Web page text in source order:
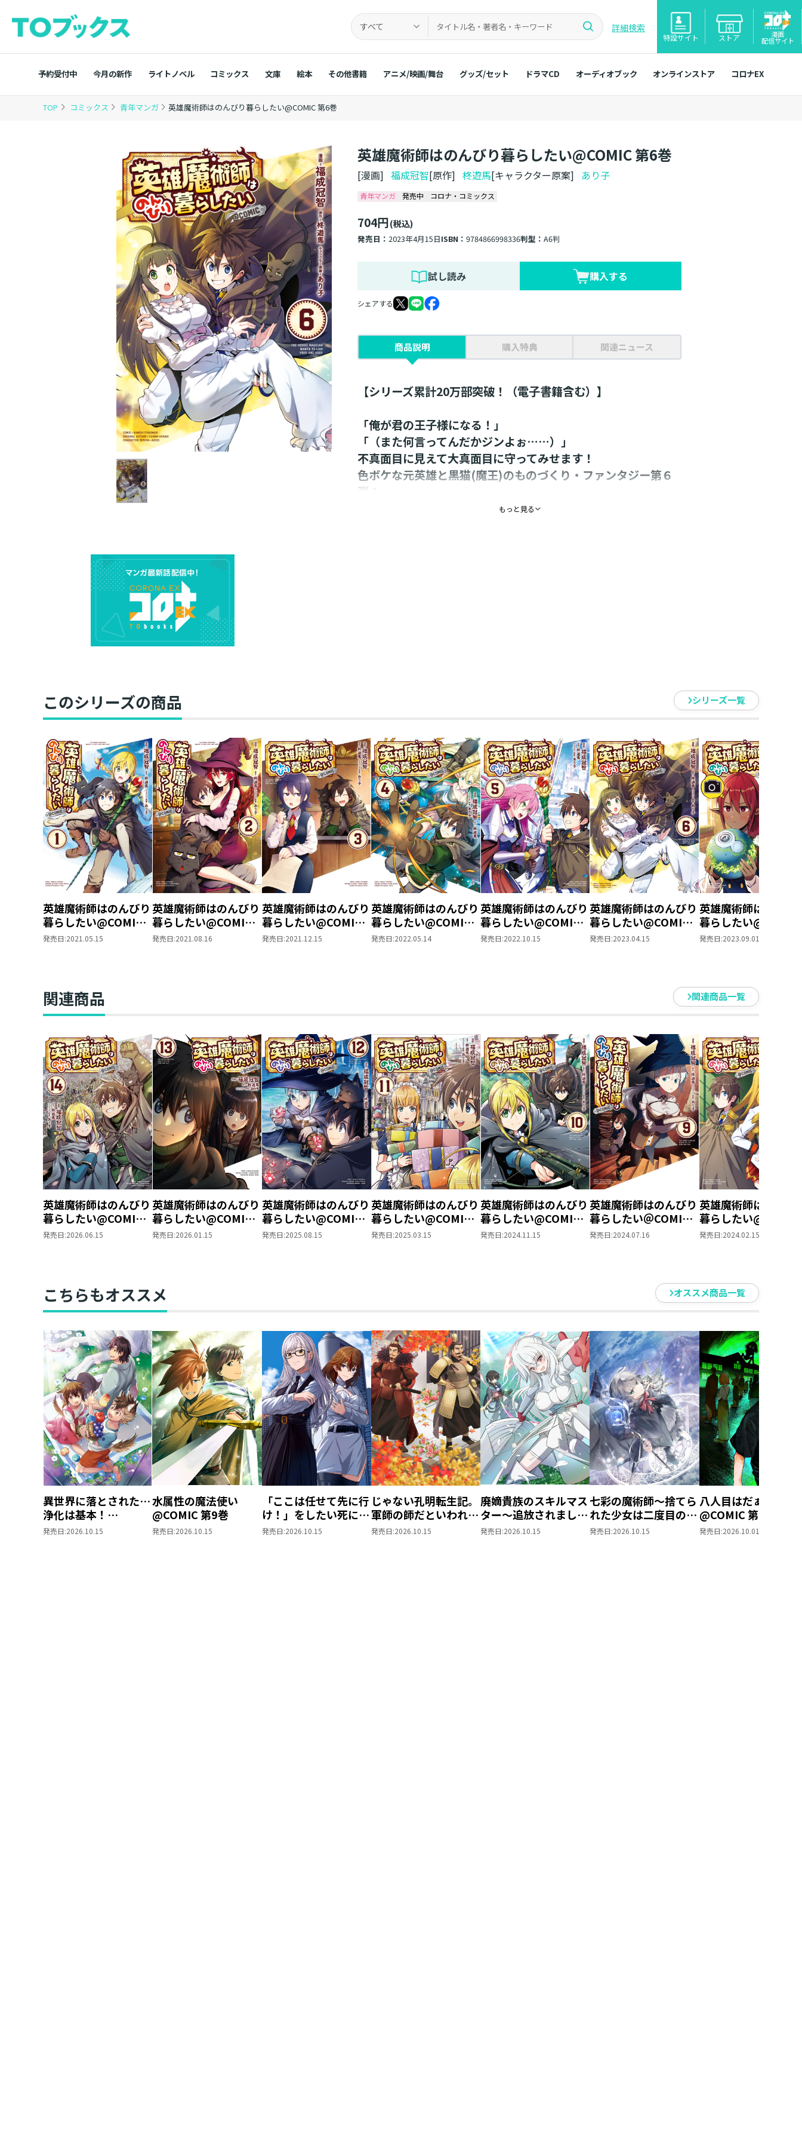
すべて 詳細検索
特設サイト ストア 漫画
配信サイト
予約受付中 今月の新作 ライトノベル コミックス 文庫 絵本 その他書籍 アニメ/映画/舞台 グッズ/セット ドラマCD オーディオブック オンラインストア コロナEX
TOP コミックス 青年マンガ 英雄魔術師はのんびり暮らしたい@COMIC 第6巻
英雄魔術師はのんびり暮らしたい@COMIC 第6巻
[漫画]福成冠智[原作]柊遊馬[キャラクター原案] あり子
青年マンガ 発売中 コロナ・コミックス
704円(税込)
発売日：2023年4月15日ISBN：9784866998336判型：A6判
試し読み 購入する
シェアする
商品説明 購入特典 関連ニュース
【シリーズ累計20万部突破！（電子書籍含む）】
「俺が君の王子様になる！」
「（また何言ってんだかジンよぉ……）」
不真面目に見えて大真面目に守ってみせます！
色ボケな元英雄と黒猫(魔王)のものづくり・ファンタジー第６
弾！
「（また何言ってんだかジンよぉ……）」
不真面目に見えて大真面目に守ってみせます！
色ボケな元英雄と黒猫(魔王)のものづくり・ファンタジー第６弾！
もっと見る
このシリーズの商品 シリーズ一覧
英雄魔術師はのんびり
暮らしたい@COMIC
第1巻
発売日:2021.05.15
英雄魔術師はのんびり
暮らしたい@COMIC
第2巻
発売日:2021.08.16
英雄魔術師はのんびり
暮らしたい@COMIC
第3巻
発売日:2021.12.15
英雄魔術師はのんびり
暮らしたい@COMIC
第4巻
発売日:2022.05.14
英雄魔術師はのんびり
暮らしたい@COMIC
第5巻【描き下ろし漫
発売日:2022.10.15
英雄魔術師はのんびり
暮らしたい@COMIC
第6巻
発売日:2023.04.15
英雄魔術師はのんび
暮らしたい@COMIC
第7巻【描き下ろし漫
発売日:2023.09.01
関連商品 関連商品一覧
英雄魔術師はのんびり
暮らしたい@COMIC
第14巻
発売日:2026.06.15
英雄魔術師はのんびり
暮らしたい@COMIC
第13巻
発売日:2026.01.15
英雄魔術師はのんびり
暮らしたい@COMIC
第12巻
発売日:2025.08.15
英雄魔術師はのんびり
暮らしたい@COMIC
第11巻
発売日:2025.03.15
英雄魔術師はのんびり
暮らしたい@COMIC
第10巻
発売日:2024.11.15
英雄魔術師はのんびり
暮らしたい＠COMIC
第9巻
発売日:2024.07.16
英雄魔術師はのんび
暮らしたい@COMIC
第8巻
発売日:2024.02.15
こちらもオススメ オススメ商品一覧
異世界に落とされた…
浄化は基本！
@COMIC 第7巻
発売日:2026.10.15
水属性の魔法使い
@COMIC 第9巻
発売日:2026.10.15
「ここは任せて先に行
け！」をしたい死にた
がりの望まぬ宇宙下剋
発売日:2026.10.15
じゃない孔明転生記。
軍師の師だといわれま
しても@COMIC 第3巻
発売日:2026.10.15
廃嫡貴族のスキルマス
ター～追放されました
が、『スキル創造』で
発売日:2026.10.15
七彩の魔術師～捨てら
れた少女は二度目の人
生を妖精と歩む～
発売日:2026.10.15
八人目はだぁれ？
@COMIC 第1巻
発売日:2026.10.01